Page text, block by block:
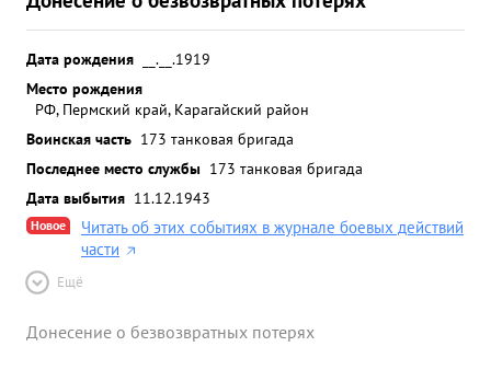
Дата рождения
__.__.1919
Место рождения
РФ, Пермский край, Карагайский район
Воинская часть 173 танковая бригада
Последнее место службы 173 танковая бригада
Дата выбытия 11.12.1943
Новое
Читать об этих событиях в журнале боевых действий
части
Ещё
Донесение о безвозвратных потерях